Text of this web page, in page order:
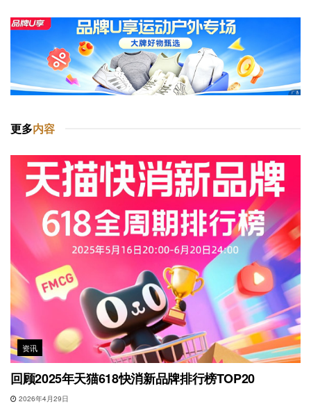
更多内容
资讯
回顾2025年天猫618快消新品牌排行榜TOP20
2026年4月29日